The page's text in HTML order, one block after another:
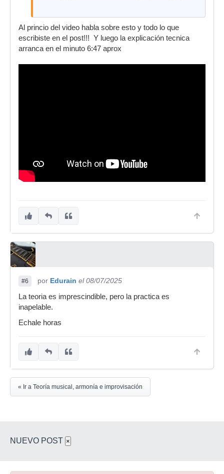
Al princio del video habla sobre esto y todo lo que
escribiste en el post!!! Y luego la explicación tecnica
arranca en el minuto 6:47 aprox
#6 por Edurain el 08/07/2025
La teoria es imprescindible, pero la practica es
inapelable.
Echale horas
« Ir a Teoría musical, armonía e improvisación
NUEVO POST ×